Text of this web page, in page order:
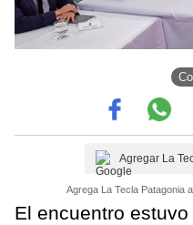
Agregar La
Agrega La Tecla Patagonia
El encuentro